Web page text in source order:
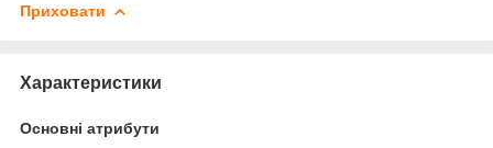
Приховати
Характеристики
Основні атрибути